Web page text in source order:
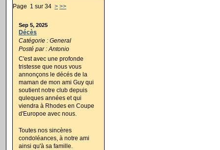
Page 1 sur 34 > >>
Sep 5, 2025
Décès
Catégorie : General
Posté par : Antonio
C'est avec une profonde
tristesse que nous vous
annonçons le décés de la
maman de mon ami Guy qui
soutient notre club depuis
quleques années et qui
viendra à Rhodes en Coupe
d'Europoe avec nous.
Toutes nos sincères
condoléances, à notre ami
ainsi qu'à sa famille.